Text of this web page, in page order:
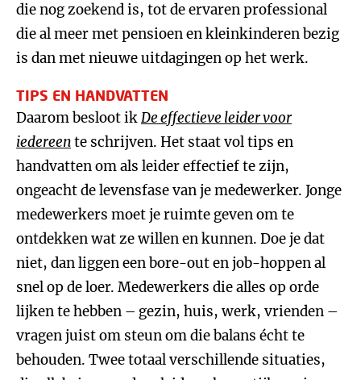
die nog zoekend is, tot de ervaren professional
die al meer met pensioen en kleinkinderen bezig
is dan met nieuwe uitdagingen op het werk.
TIPS EN HANDVATTEN
Daarom besloot ikDe effectieve leider voor
iedereente schrijven. Het staat vol tips en
handvatten om als leider effectief te zijn,
ongeacht de levensfase van je medewerker. Jonge
medewerkers moet je ruimte geven om te
ontdekken wat ze willen en kunnen. Doe je dat
niet, dan liggen een bore-out en job-hoppen al
snel op de loer. Medewerkers die alles op orde
lijken te hebben – gezin, huis, werk, vrienden –
vragen juist om steun om die balans écht te
behouden. Twee totaal verschillende situaties,